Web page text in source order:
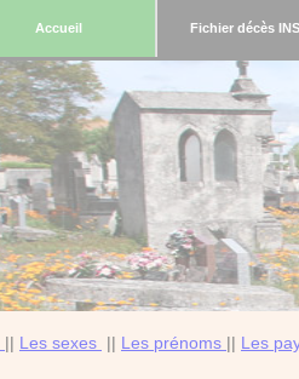
Accueil Fichier décès
|| Les sexes || Les prénoms || Les